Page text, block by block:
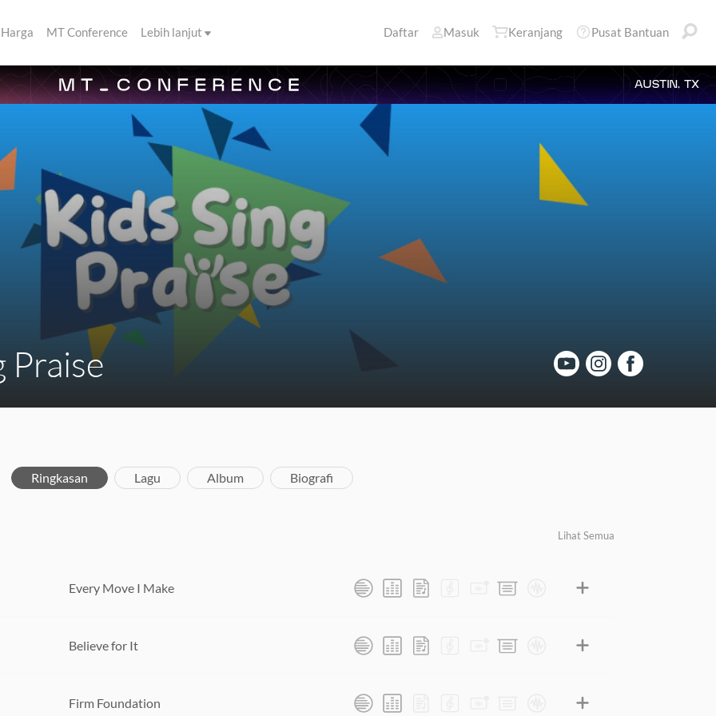
Harga MT Conference Lebih lanjut Daftar Masuk Keranjang Pusat Bantuan
AUSTIN, TX
Praise
Ringkasan Lagu Album Biografi
Lihat Semua
Every Move I Make
Believe for It
Firm Foundation